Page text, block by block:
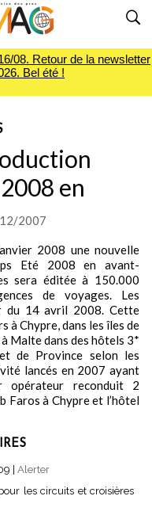
08. Retour de la newsletter
Bel été !
en
2007
2008 une nouvelle
Eté 2008 en avant-
sera éditée à 150.000
de voyages. Les
du 14 avril 2008. Cette
à Chypre, dans les îles de
Malte dans des hôtels 3*
de Province selon les
lancés en 2007 ayant
reconduit 2
Faros à Chypre et l’hôtel
Alerter
les circuits et croisières